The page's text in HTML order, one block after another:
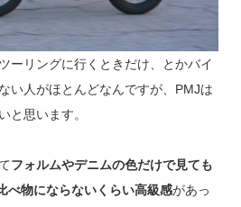
ーリングに行くときだけ、とかバイ
い人がほとんどなんですが、PMJは
と思います。
フォルムやデニムの色だけで見ても
べ物にならないくらい高級感があっ